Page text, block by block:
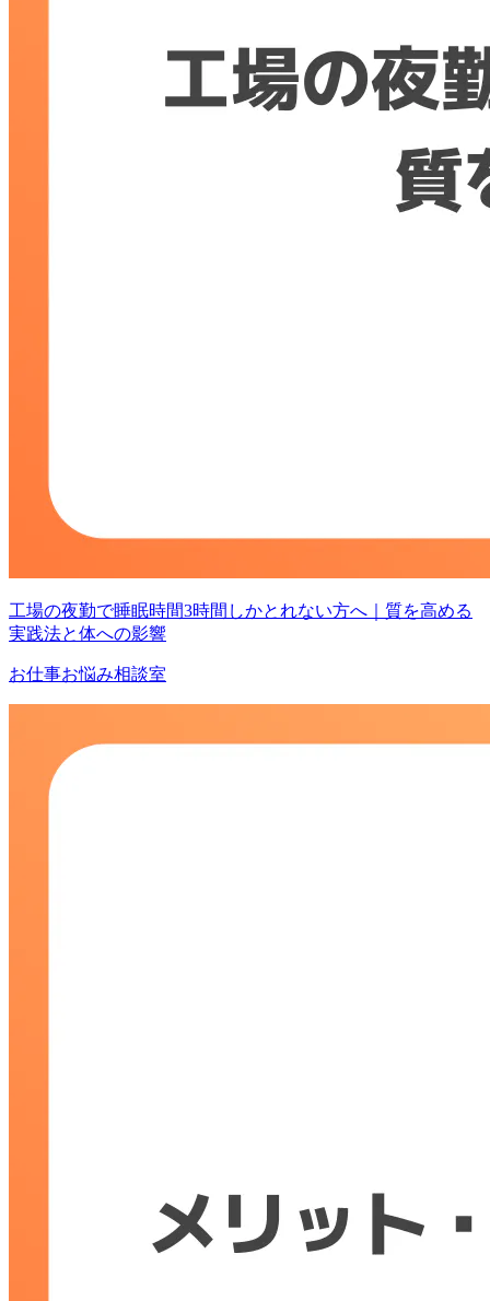
工場の夜勤で睡眠時間3時間しかとれない方へ｜質を高める
実践法と体への影響
お仕事お悩み相談室